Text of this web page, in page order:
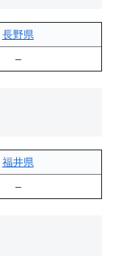
長野県
–
福井県
–